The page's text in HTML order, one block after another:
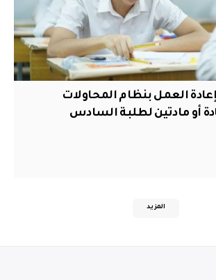
العمل بنظام المحاولات
أو مادتين لطلبة السادس
المزيد